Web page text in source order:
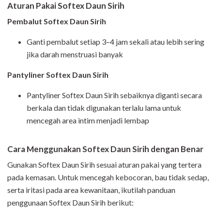
Aturan Pakai Softex Daun Sirih
Pembalut Softex Daun Sirih
Ganti pembalut setiap 3–4 jam sekali atau lebih sering
jika darah menstruasi banyak
Pantyliner Softex Daun Sirih
Pantyliner Softex Daun Sirih sebaiknya diganti secara
berkala dan tidak digunakan terlalu lama untuk
mencegah area intim menjadi lembap
Cara Menggunakan Softex Daun Sirih dengan Benar
Gunakan Softex Daun Sirih sesuai aturan pakai yang tertera
pada kemasan. Untuk mencegah kebocoran, bau tidak sedap,
serta iritasi pada area kewanitaan, ikutilah panduan
penggunaan Softex Daun Sirih berikut: